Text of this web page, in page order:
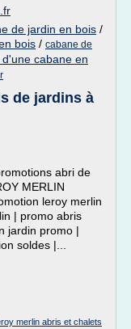
de jardin en bois /
bois / cabane de
cabane en
de jardins à
abri de
MERLIN
leroy merlin
| promo abris
jardin promo |
soldes |...
merlin abris et chalets